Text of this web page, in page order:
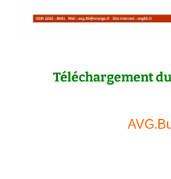
Téléchargement